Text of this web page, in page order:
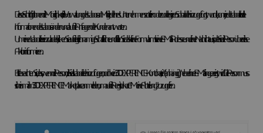
Dieser Schritt gibt Ihnen die Möglichkeit, die Verwaltung des Labors an Mitglieder Ihres Unternehmens zu teilen oder zu delegieren. Sobald er hinzugefügt wurde, kann jeder Laborleiter alle
Informationen des Labors ändern und auf die Anfragen der Kunden antworten.
Um einen Laborleiter einzuladen, klicken Sie auf die gleichnamige Schaltfläche und füllen Sie das kleine Formular mit seiner E-Mail-Adresse und einer Nachricht aus, in der Sie die Person über diese
Aktion informieren.
Bitte beachten Sie, dass, wenn die Person, die Sie als Laborleiter hinzufügen, noch kein3DEXPERIENCE-Konto hat, ein "(anhängig)" neben ihrer E-Mail angezeigt wird. Die Person muss
sich einmal im3DEXPERIENCE Marketplace anmelden, um auf die Registerkarte "Meine Abteilung" zuzugreifen.